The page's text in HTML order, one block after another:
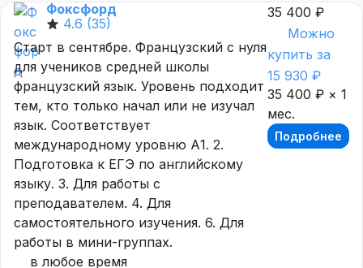
Фоксфорд
4.6 (35)
Старт в сентябре. Французский с нуля
для учеников средней школы
французский язык. Уровень подходит
тем, кто только начал или не изучал
язык. Соответствует
международному уровню А1. 2.
Подготовка к ЕГЭ по английскому
языку. 3. Для работы с
преподавателем. 4. Для
самостоятельного изучения. 6. Для
работы в мини-группах.
в любое время
35 400 ₽
Можно
купить за
15 930 ₽
35 400 ₽ × 1
мес.
Подробнее